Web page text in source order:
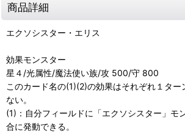
商品詳細
エクソシスター・エリス
効果モンスター
星４/光属性/魔法使い族/攻 500/守 800
このカード名の(1)(2)の効果はそれぞれ１ター
ない。
(1)：自分フィールドに「エクソシスター」モ
合に発動できる。